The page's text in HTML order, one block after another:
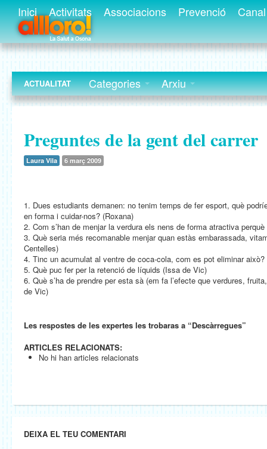
Inici Activitats Associacions Prevenció
ACTUALITAT Categories Arxiu
Preguntes de la gent del carrer
Laura Vila 6 març 2009
1. Dues estudiants demanen: no tenim temps de fer esport, què
en forma i cuidar-nos? (Roxana)
2. Com s’han de menjar la verdura els nens de forma atractiva
3. Què seria més recomanable menjar quan estàs embarassada,
Centelles)
4. Tinc un acumulat al ventre de coca-cola, com es pot eliminar això?
5. Què puc fer per la retenció de líquids (Issa de Vic)
6. Què s’ha de prendre per esta sà (em fa l’efecte que verdures,
de Vic)
Les respostes de les expertes les trobaras a “Descàrregues”
ARTICLES RELACIONATS:
No hi han articles relacionats
DEIXA EL TEU COMENTARI